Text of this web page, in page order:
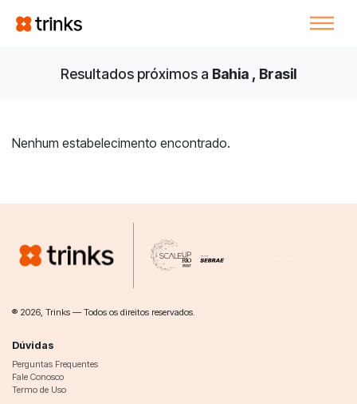
Resultados próximos a Bahia , Brasil
Nenhum estabelecimento encontrado.
® 2026, Trinks — Todos os direitos reservados.
Dúvidas
Perguntas Frequentes
Fale Conosco
Termo de Uso